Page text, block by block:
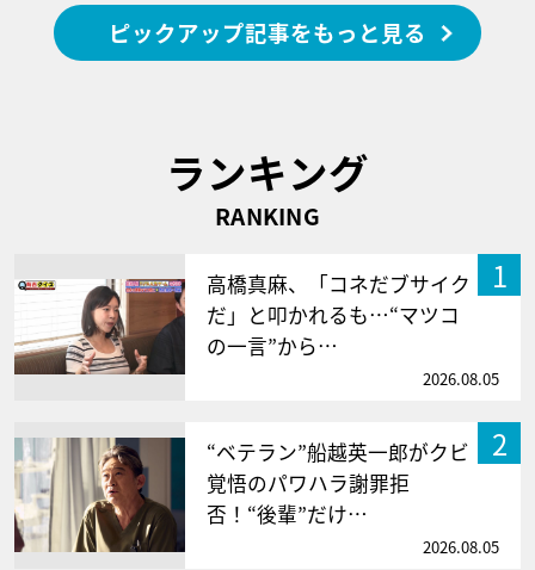
ピックアップ記事をもっと見る
ランキング
RANKING
1
高橋真麻、「コネだブサイク
だ」と叩かれるも…“マツコ
の一言”から…
2026.08.05
2
“ベテラン”船越英一郎がクビ
覚悟のパワハラ謝罪拒
否！“後輩”だけ…
2026.08.05